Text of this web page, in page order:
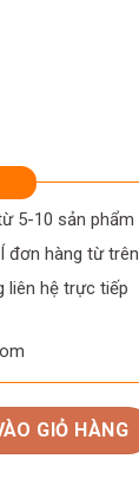
5-10 sản phẩm
đơn hàng từ
liên hệ trực tiếp
số
GIỎ HÀNG